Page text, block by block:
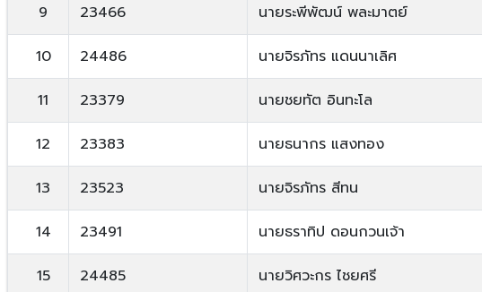
9 23466 นายระพีพัฒน์ พละมาตย์
10 24486 นายจิรภัทร แดนนาเลิศ
11 23379 นายชยทัต อินทะโล
12 23383 นายธนากร แสงทอง
13 23523 นายจิรภัทร สีทน
14 23491 นายธราทิป ดอนกวนเจ้า
15 24485 นายวิศวะกร ไชยศรี